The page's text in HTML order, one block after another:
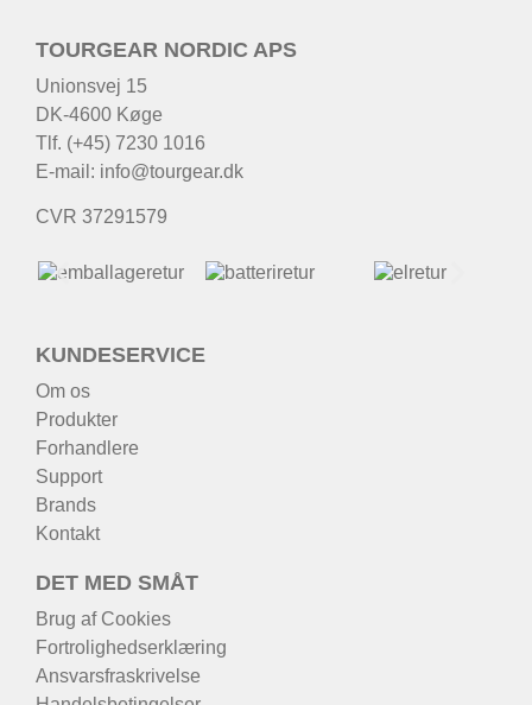
TOURGEAR NORDIC APS
Unionsvej 15
DK-4600 Køge
Tlf. (+45) 7230 1016
E-mail: info@tourgear.dk
CVR 37291579
KUNDESERVICE
Om os
Produkter
Forhandlere
Support
Brands
Kontakt
DET MED SMÅT
Brug af Cookies
Fortrolighedserklæring
Ansvarsfraskrivelse